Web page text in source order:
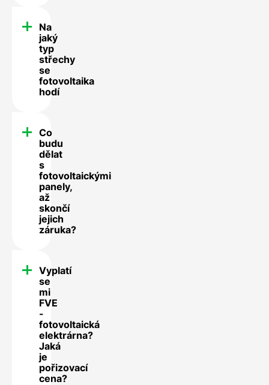
Na
jaký
typ
střechy
se
fotovoltaika
hodí
Co
budu
dělat
s
fotovoltaickými
panely,
až
skončí
jejich
záruka?
Vyplatí
se
mi
FVE
-
fotovoltaická
elektrárna?
Jaká
je
pořizovací
cena?